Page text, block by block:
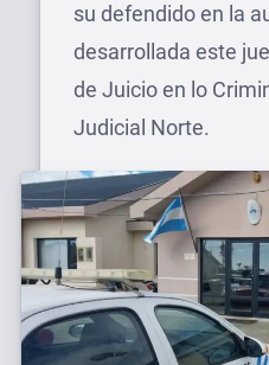
su defendido en la
desarrollada este
de Juicio en lo
Judicial Norte.